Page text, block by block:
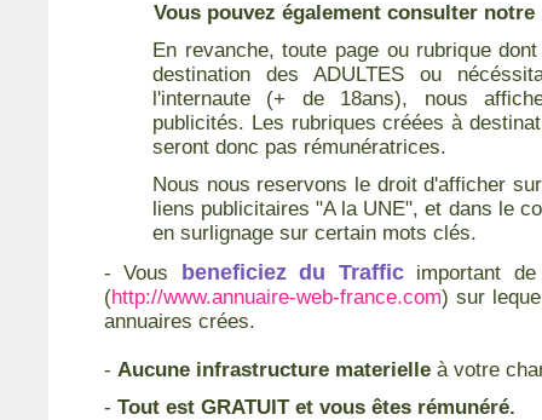
Vous pouvez également consulter
En revanche, toute page ou rubrique
destination des ADULTES ou
l'internaute (+ de 18ans), nous
publicités. Les rubriques créées à
seront donc pas rémunératrices.
Nous nous reservons le droit d'afficher
liens publicitaires "A la UNE", et dans le
en surlignage sur certain mots clés.
- Vous beneficiez du Traffic important de
(http://www.annuaire-web-france.com) sur
annuaires crées.
- Aucune infrastructure materielle à votre
- Tout est GRATUIT et vous êtes rémunéré.